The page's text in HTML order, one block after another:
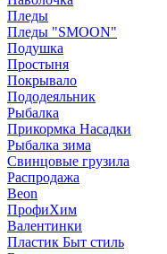
Пледы
Пледы "SMOON"
Подушка
Простыня
Покрывало
Пододеяльник
Рыбалка
Прикормка Насадки
Рыбалка зима
Свинцовые грузила
Распродажа
Beon
ПрофиХим
Валентинки
Пластик Быт стиль